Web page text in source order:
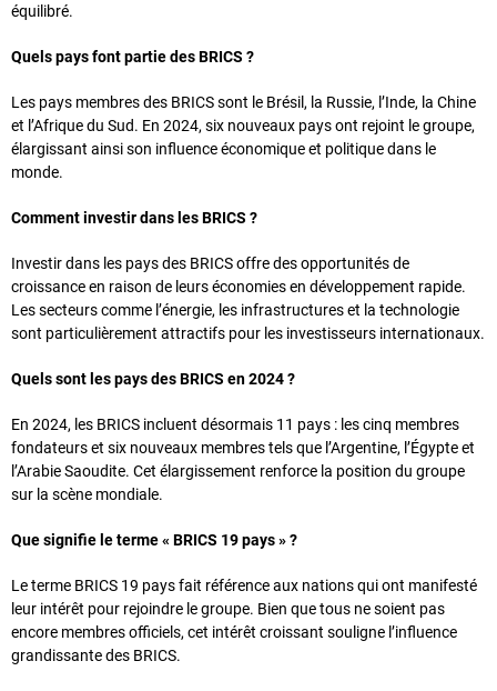
équilibré.
Quels pays font partie des BRICS ?
Les pays membres des BRICS sont le Brésil, la Russie, l’Inde, la Chine
et l’Afrique du Sud. En 2024, six nouveaux pays ont rejoint le groupe,
élargissant ainsi son influence économique et politique dans le
monde.
Comment investir dans les BRICS ?
Investir dans les pays des BRICS offre des opportunités de
croissance en raison de leurs économies en développement rapide.
Les secteurs comme l’énergie, les infrastructures et la technologie
sont particulièrement attractifs pour les investisseurs internationaux.
Quels sont les pays des BRICS en 2024 ?
En 2024, les BRICS incluent désormais 11 pays : les cinq membres
fondateurs et six nouveaux membres tels que l’Argentine, l’Égypte et
l’Arabie Saoudite. Cet élargissement renforce la position du groupe
sur la scène mondiale.
Que signifie le terme « BRICS 19 pays » ?
Le terme BRICS 19 pays fait référence aux nations qui ont manifesté
leur intérêt pour rejoindre le groupe. Bien que tous ne soient pas
encore membres officiels, cet intérêt croissant souligne l’influence
grandissante des BRICS.